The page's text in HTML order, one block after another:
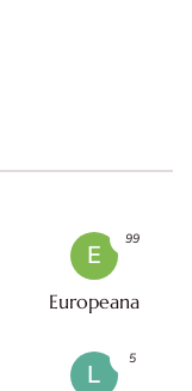
E
Europeana
99
L
5